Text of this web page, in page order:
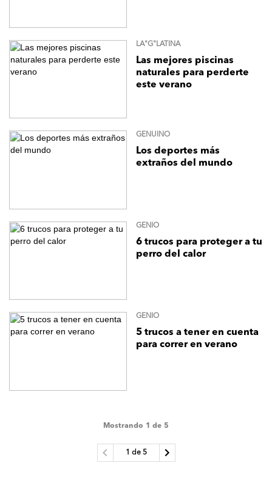
LA"G"LATINA
Las mejores piscinas
naturales para perderte
este verano
GENUINO
Los deportes más
extraños del mundo
GENIO
6 trucos para proteger a tu
perro del calor
GENIO
5 trucos a tener en cuenta
para correr en verano
Mostrando 1 de 5
Previous
1 de 5
Next